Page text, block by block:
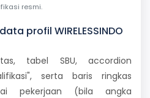
resmi.
profil WIRELESSINDO
tabel SBU, accordion
serta baris ringkas
pekerjaan (bila angka